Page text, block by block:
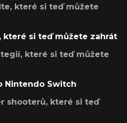
které si teď můžete
které si teď můžete zahrát
které si teď můžete
Nintendo Switch
shooterů, které si teď